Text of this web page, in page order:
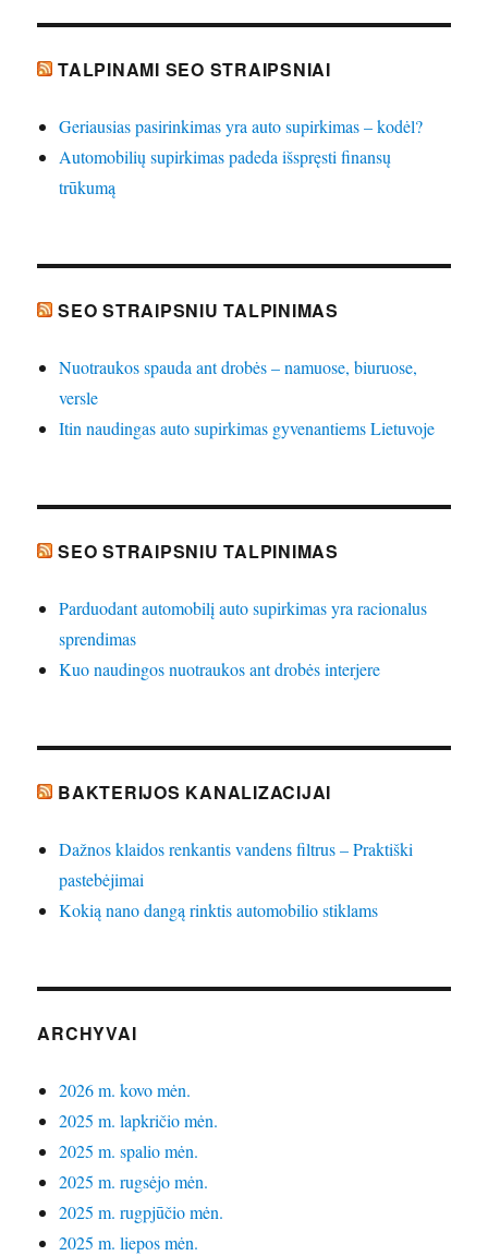
TALPINAMI SEO STRAIPSNIAI
Geriausias pasirinkimas yra auto supirkimas – kodėl?
Automobilių supirkimas padeda išspręsti finansų
trūkumą
SEO STRAIPSNIU TALPINIMAS
Nuotraukos spauda ant drobės – namuose, biuruose,
versle
Itin naudingas auto supirkimas gyvenantiems Lietuvoje
SEO STRAIPSNIU TALPINIMAS
Parduodant automobilį auto supirkimas yra racionalus
sprendimas
Kuo naudingos nuotraukos ant drobės interjere
BAKTERIJOS KANALIZACIJAI
Dažnos klaidos renkantis vandens filtrus – Praktiški
pastebėjimai
Kokią nano dangą rinktis automobilio stiklams
ARCHYVAI
2026 m. kovo mėn.
2025 m. lapkričio mėn.
2025 m. spalio mėn.
2025 m. rugsėjo mėn.
2025 m. rugpjūčio mėn.
2025 m. liepos mėn.